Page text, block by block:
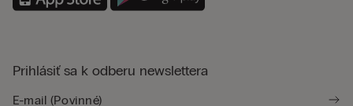
Prihlásiť sa k odberu newslettera